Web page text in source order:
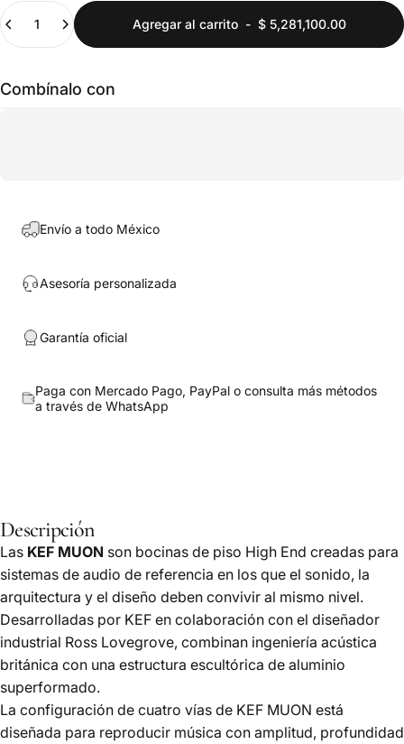
Cantidad
Agregar al carrito- $ 5,281,100.00
Combínalo con
Envío a todo México
Asesoría personalizada
Garantía oficial
Paga con Mercado Pago, PayPal o consulta más métodos
a través de WhatsApp
Descripción
Las KEF MUON son bocinas de piso High End creadas para
sistemas de audio de referencia en los que el sonido, la
arquitectura y el diseño deben convivir al mismo nivel.
Desarrolladas por KEF en colaboración con el diseñador
industrial Ross Lovegrove, combinan ingeniería acústica
británica con una estructura escultórica de aluminio
superformado.
La configuración de cuatro vías de KEF MUON está
diseñada para reproducir música con amplitud, profundidad